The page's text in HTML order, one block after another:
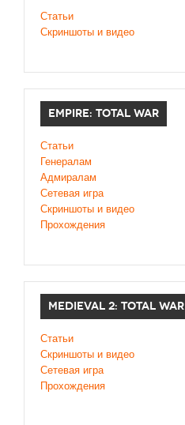
Статьи
Скриншоты и видео
EMPIRE: TOTAL WAR
Статьи
Генералам
Адмиралам
Сетевая игра
Скриншоты и видео
Прохождения
MEDIEVAL 2: TOTAL WAR
Статьи
Скриншоты и видео
Сетевая игра
Прохождения